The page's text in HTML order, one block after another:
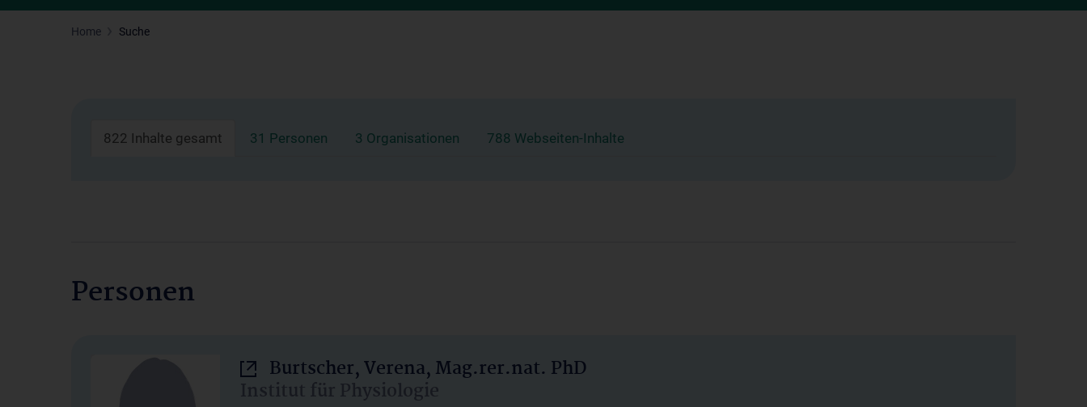
Home Suche
822 Inhalte gesamt 31 Personen 3 Organisationen 788 Webseiten-Inhalte
Personen
Burtscher, Verena, Mag.rer.nat. PhD
Institut für Physiologie